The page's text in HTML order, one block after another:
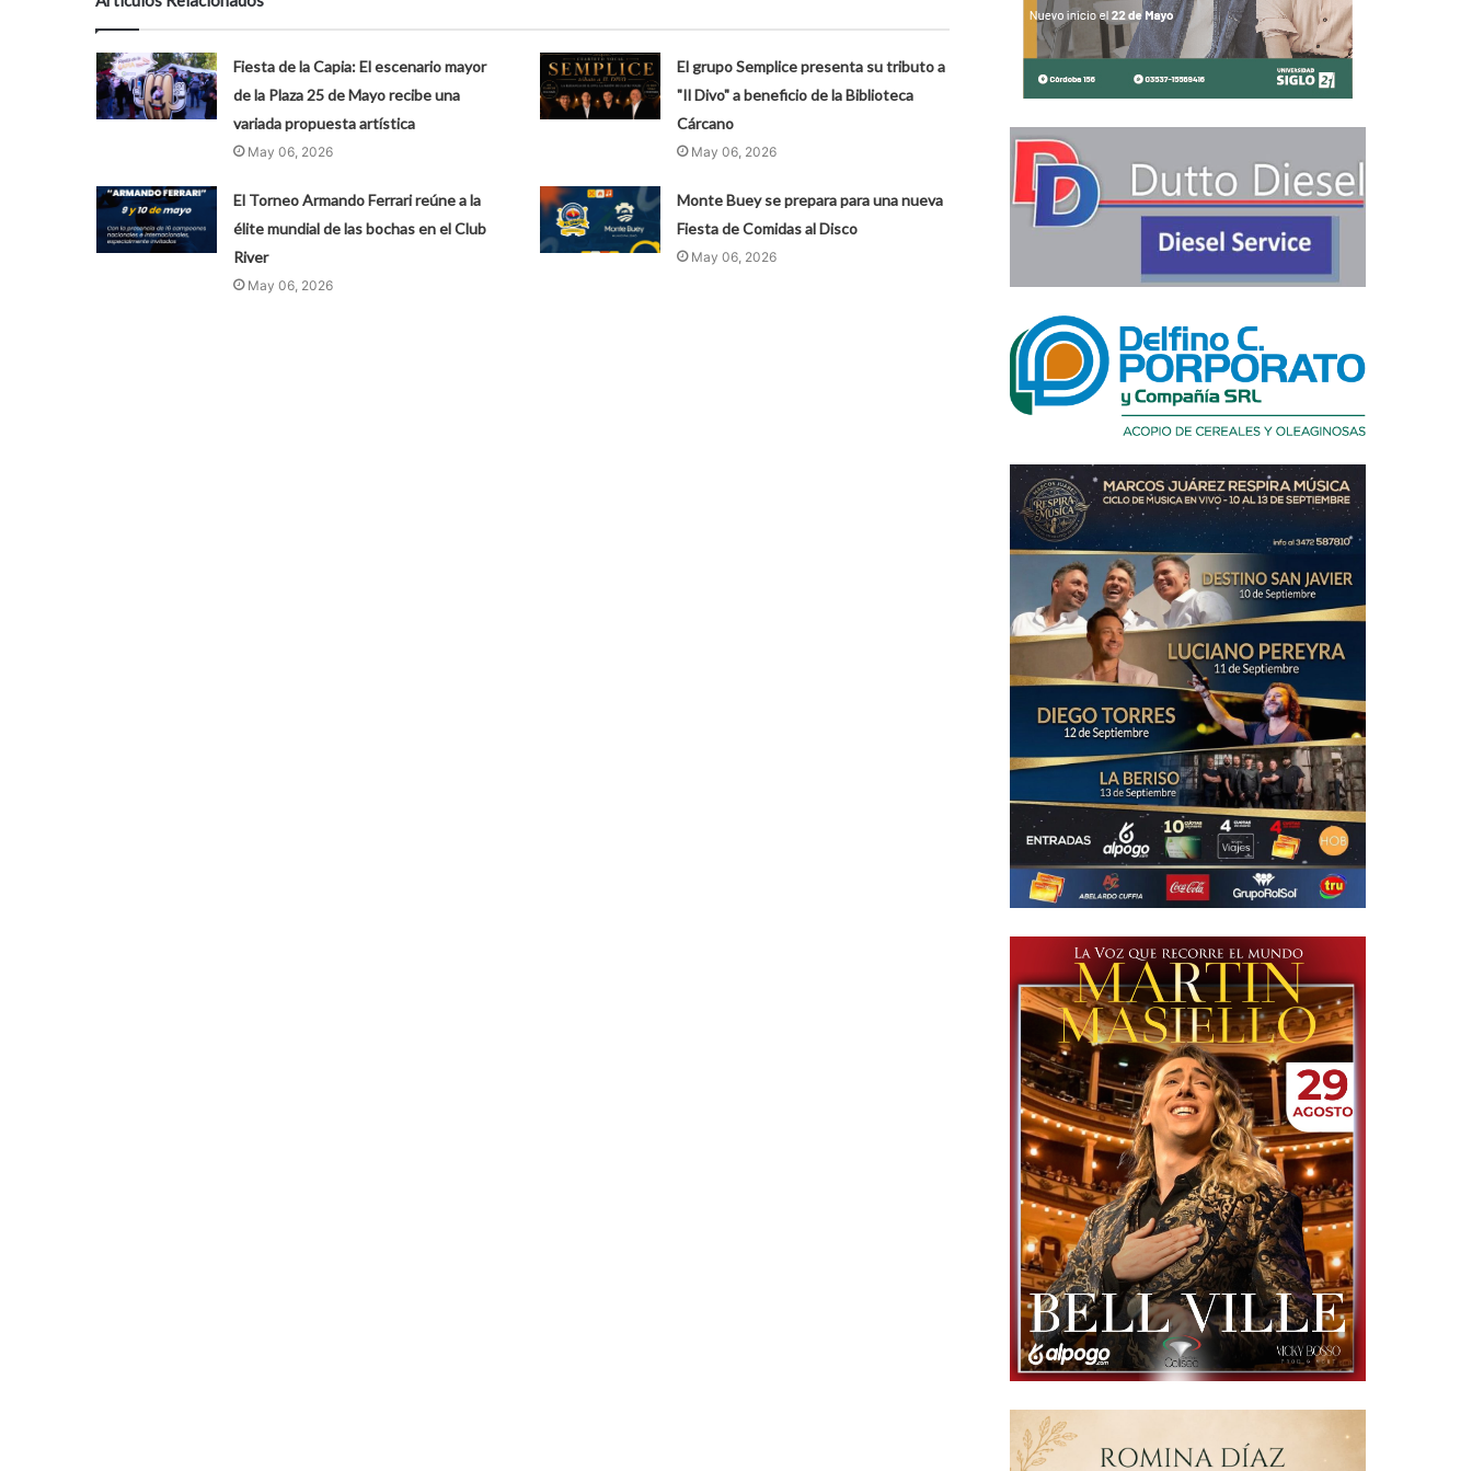
Fiesta de la Capia: El escenario mayor
de la Plaza 25 de Mayo recibe una
variada propuesta artística
May 06, 2026
El grupo Semplice presenta su tributo a
"Il Divo" a beneficio de la Biblioteca
Cárcano
May 06, 2026
El Torneo Armando Ferrari reúne a la
élite mundial de las bochas en el Club
River
May 06, 2026
Monte Buey se prepara para una nueva
Fiesta de Comidas al Disco
May 06, 2026